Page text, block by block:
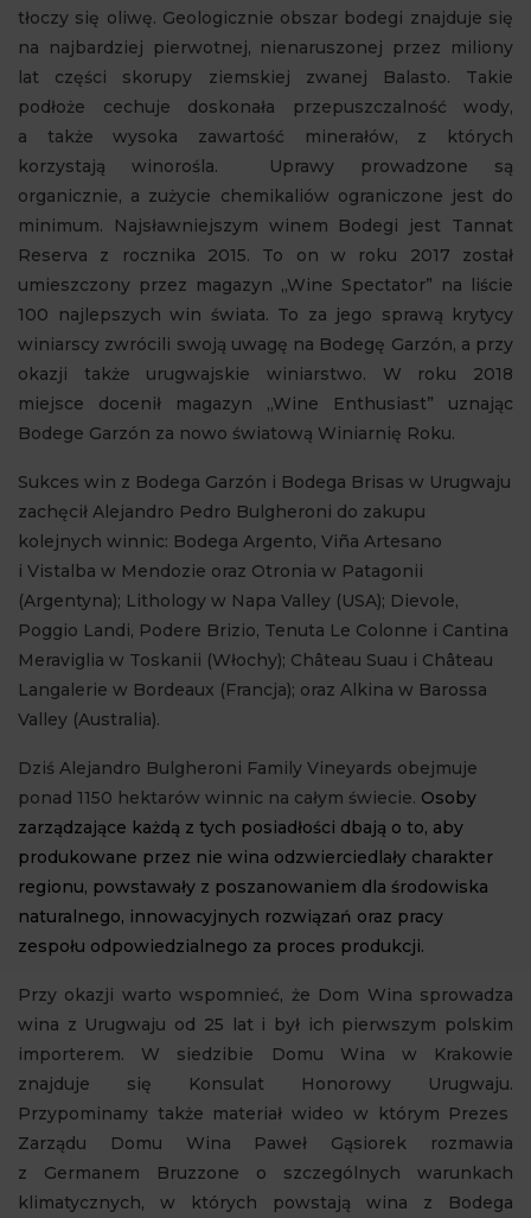
tłoczy się oliwę. Geologicznie obszar bodegi znajduje się
na najbardziej pierwotnej, nienaruszonej przez miliony
lat części skorupy ziemskiej zwanej Balasto. Takie
podłoże cechuje doskonała przepuszczalność wody,
a także wysoka zawartość minerałów, z których
korzystają winorośla.
Uprawy prowadzone są
organicznie, a zużycie chemikaliów ograniczone jest do
minimum. Najsławniejszym winem Bodegi jest Tannat
Reserva z rocznika 2015. To on w roku 2017 został
umieszczony przez magazyn „Wine Spectator” na liście
100 najlepszych win świata. To za jego sprawą krytycy
winiarscy zwrócili swoją uwagę na Bodegę Garzón, a przy
okazji także urugwajskie winiarstwo. W roku 2018
miejsce docenił magazyn „Wine Enthusiast” uznając
Bodege Garzón za nowo światową Winiarnię Roku.
Sukces win z Bodega Garzón i Bodega Brisas w Urugwaju
zachęcił Alejandro Pedro Bulgheroni do zakupu
kolejnych winnic: Bodega Argento, Viña Artesano
i Vistalba w Mendozie oraz Otronia w Patagonii
(Argentyna); Lithology w Napa Valley (USA); Dievole,
Poggio Landi, Podere Brizio, Tenuta Le Colonne i Cantina
Meraviglia w Toskanii (Włochy); Château Suau i Château
Langalerie w Bordeaux (Francja); oraz Alkina w Barossa
Valley (Australia).
Dziś Alejandro Bulgheroni Family Vineyards obejmuje
ponad 1150 hektarów winnic na całym świecie. Osoby
zarządzające każdą z tych posiadłości dbają o to, aby
produkowane przez nie wina odzwierciedlały charakter
regionu, powstawały z poszanowaniem dla środowiska
naturalnego, innowacyjnych rozwiązań oraz pracy
zespołu odpowiedzialnego za proces produkcji.
Przy okazji warto wspomnieć, że Dom Wina sprowadza
wina z Urugwaju od 25 lat i był ich pierwszym polskim
importerem. W siedzibie Domu Wina w Krakowie
znajduje się Konsulat Honorowy Urugwaju.
Przypominamy także materiał wideo w którym Prezes
Zarządu Domu Wina Paweł Gąsiorek rozmawia
z Germanem Bruzzone o szczególnych warunkach
klimatycznych, w których powstają wina z Bodega